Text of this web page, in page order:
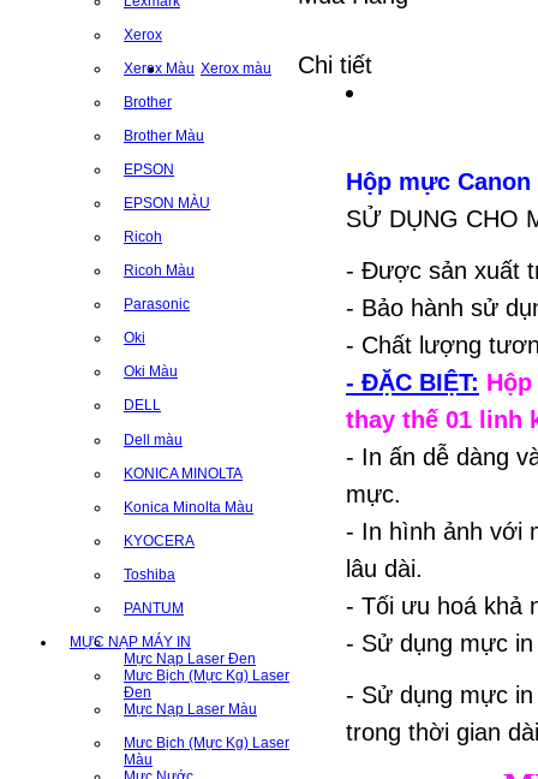
Xerox
Xerox Màu Xerox màu
Brother
Brother Màu
EPSON
EPSON MÀU
Ricoh
Ricoh Màu
Parasonic
Oki
Oki Màu
DELL
Dell màu
KONICA MINOLTA
Konica Minolta Màu
KYOCERA
Toshiba
PANTUM
MỰC NẠP MÁY IN
Mực Nạp Laser Đen
Mưc Bịch (Mực Kg) Laser
Đen
Mực Nạp Laser Màu
Mưc Bịch (Mực Kg) Laser
Màu
Chi tiết
Hộp mực Canon
SỬ DỤNG CHO
- Được sản xuất
- Bảo hành sử
- Chất lượng
- ĐẶC BIỆT:
thay thế 01 linh
- In ấn dễ dàng
mực.
- In hình ảnh với
lâu dài.
- Tối ưu hoá khả
- Sử dụng mực
- Sử dụng mực
trong thời gian